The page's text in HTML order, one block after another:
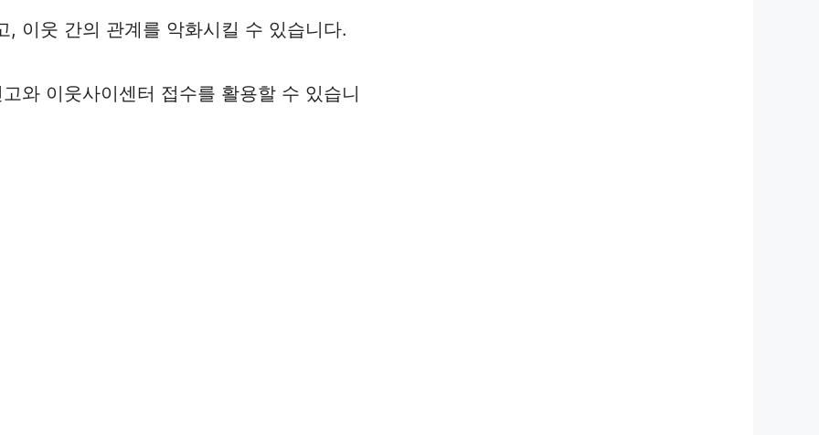
o
이웃 간의 관계를 악화시킬 수 있습니다.
와 이웃사이센터 접수를 활용할 수 있습니